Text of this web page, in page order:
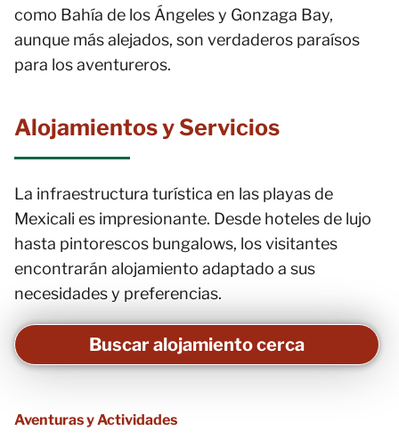
como Bahía de los Ángeles y Gonzaga Bay,
aunque más alejados, son verdaderos paraísos
para los aventureros.
Alojamientos y Servicios
La infraestructura turística en las playas de
Mexicali es impresionante. Desde hoteles de lujo
hasta pintorescos bungalows, los visitantes
encontrarán alojamiento adaptado a sus
necesidades y preferencias.
Buscar alojamiento cerca
Aventuras y Actividades